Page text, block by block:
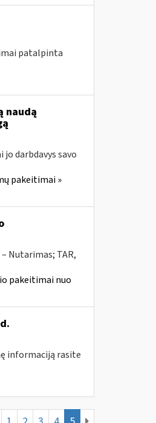
patalpinta
naudą
darbdavys savo
pakeitimai »
Nutarimas; TAR,
pakeitimai nuo
informaciją rasite